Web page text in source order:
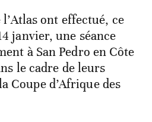
l’Atlas ont effectué, ce
janvier, une séance
à San Pedro en Côte
le cadre de leurs
Coupe d’Afrique des